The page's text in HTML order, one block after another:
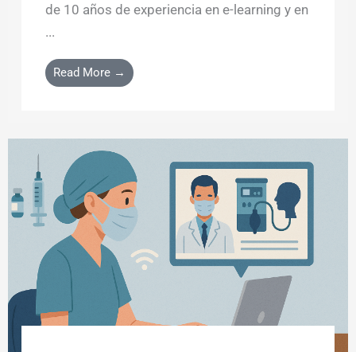
de 10 años de experiencia en e-learning y en
...
Read More →